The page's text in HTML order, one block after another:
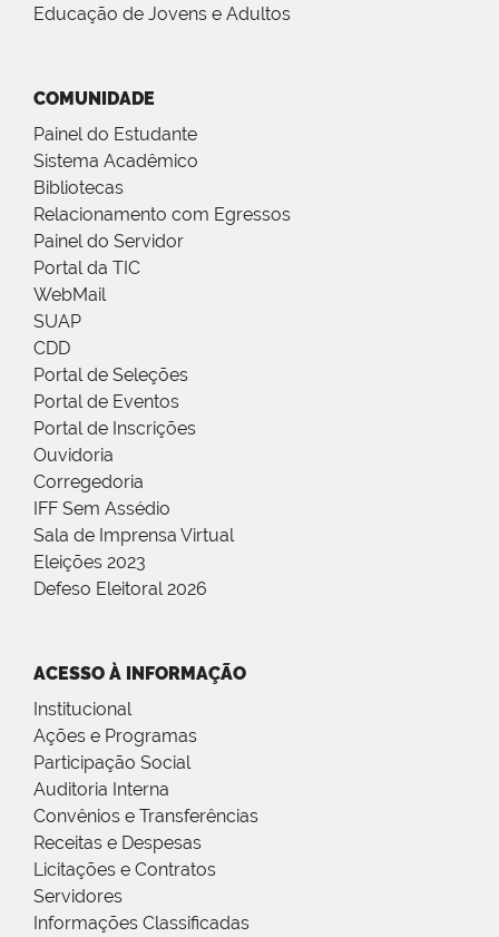
Educação de Jovens e Adultos
COMUNIDADE
Painel do Estudante
Sistema Acadêmico
Bibliotecas
Relacionamento com Egressos
Painel do Servidor
Portal da TIC
WebMail
SUAP
CDD
Portal de Seleções
Portal de Eventos
Portal de Inscrições
Ouvidoria
Corregedoria
IFF Sem Assédio
Sala de Imprensa Virtual
Eleições 2023
Defeso Eleitoral 2026
ACESSO À INFORMAÇÃO
Institucional
Ações e Programas
Participação Social
Auditoria Interna
Convênios e Transferências
Receitas e Despesas
Licitações e Contratos
Servidores
Informações Classificadas